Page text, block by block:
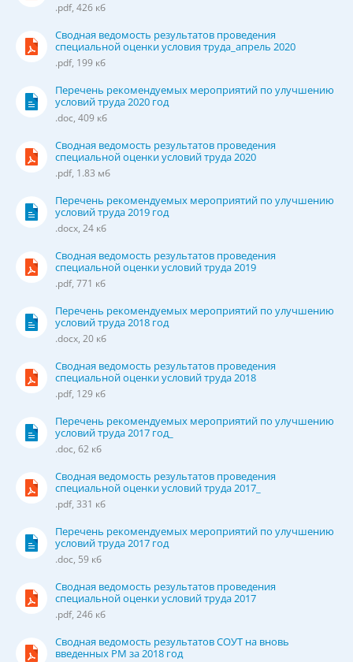
.pdf, 426 кб
Сводная ведомость результатов проведения
специальной оценки условия труда_апрель 2020
.pdf, 199 кб
Перечень рекомендуемых мероприятий по улучшению
условий труда 2020 год
.doc, 409 кб
Сводная ведомость результатов проведения
специальной оценки условий труда 2020
.pdf, 1.83 мб
Перечень рекомендуемых мероприятий по улучшению
условий труда 2019 год
.docx, 24 кб
Сводная ведомость результатов проведения
специальной оценки условий труда 2019
.pdf, 771 кб
Перечень рекомендуемых мероприятий по улучшению
условий труда 2018 год
.docx, 20 кб
Сводная ведомость результатов проведения
специальной оценки условий труда 2018
.pdf, 129 кб
Перечень рекомендуемых мероприятий по улучшению
условий труда 2017 год_
.doc, 62 кб
Сводная ведомость результатов проведения
специальной оценки условий труда 2017_
.pdf, 331 кб
Перечень рекомендуемых мероприятий по улучшению
условий труда 2017 год
.doc, 59 кб
Сводная ведомость результатов проведения
специальной оценки условий труда 2017
.pdf, 246 кб
Сводная ведомость результатов СОУТ на вновь
введенных РМ за 2018 год